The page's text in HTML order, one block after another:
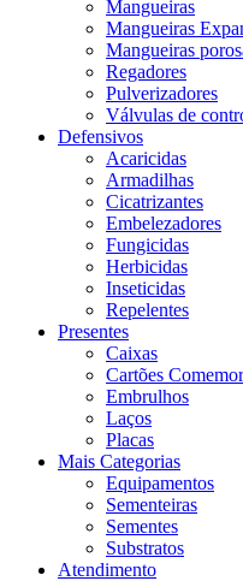
Mangueiras
Mangueiras
Mangueiras
Regadores
Pulverizadores
Válvulas de
Defensivos
Acaricidas
Armadilhas
Cicatrizantes
Embelezadores
Fungicidas
Herbicidas
Inseticidas
Repelentes
Presentes
Caixas
Cartões
Embrulhos
Laços
Placas
Mais Categorias
Equipamentos
Sementeiras
Sementes
Substratos
Atendimento